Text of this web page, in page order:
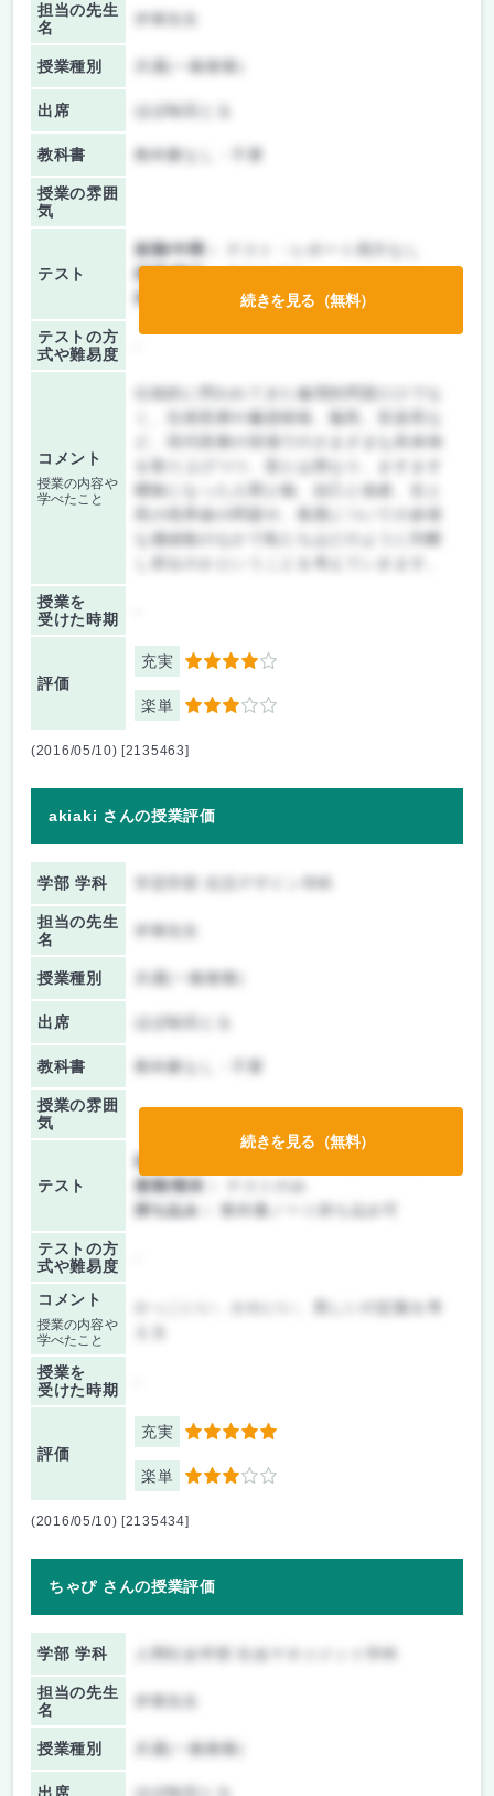
担当の先生
名
授業種別 共通(一般教養)
出席 ほぼ毎回とる
教科書 教科書なし・不要
授業の雰囲
気
テスト
前期/中間：
後期/期末：
教科書ノート持ち込み可
テストの方
式や難易度
コメント
授業の内容や
学べたこと
伝統的に問われてきた倫理的問題だけでな
く、生殖医療や臓器移植、脳死、安楽死な
曖昧になった人間と物、自己と他者、生と
死の境界線の問題や、善悪についての多様
な価値観のなかで私たちはどのように判断
授業を
受けた時期
評価
充実 4
楽単 3
続きを見る（無料）
(2016/05/10) [2135463]
akiaki さんの授業評価
学部 学科
担当の先生
名
授業種別 共通(一般教養)
出席 ほぼ毎回とる
教科書 教科書なし・不要
授業の雰囲
気
テスト
前期/中間：
後期/期末：
持ち込み：
教科書ノート持ち込み可
テストの方
式や難易度
コメント
授業の内容や
学べたこと
かっこいい、かわいい、美しいの定義を考
授業を
受けた時期
評価
充実 5
楽単 3
続きを見る（無料）
(2016/05/10) [2135434]
ちゃぴ さんの授業評価
学部 学科
担当の先生
名
授業種別 共通(一般教養)